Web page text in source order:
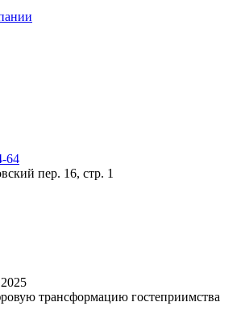
64
пер. 16, стр. 1
трансформацию гостеприимства